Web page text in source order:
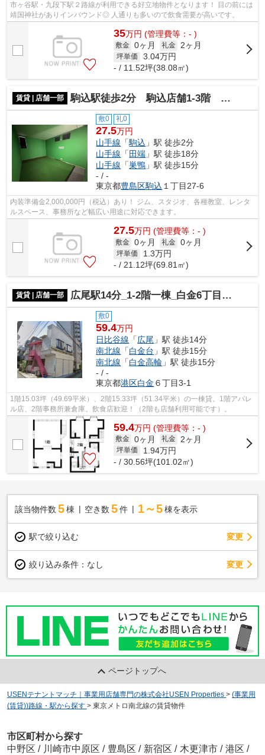
市ヶ谷駅・九段下駅２路線が利用できる好立地物件となります！ 目の前には
靖国神社がありインバウンド◎ 人通りも多いので飲食需要が高いです。
35万円 (管理費等：- )
敷金 0ヶ月 礼金 2ヶ月
坪単価 3.04万円
- / 11.52坪(38.08㎡)
賃貸 | 店舗一部 駒込駅徒歩2分 駒込店舗1-3階 69.83㎡
敷0 礼0
27.5万円
山手線 「駒込 」駅 徒歩2分
山手線 「 田端 」駅 徒歩18分
山手線 「巣鴨 」駅 徒歩15分
- / -
東京都豊島区駒込 １丁目27-6
内装準備金2,000,000円（税込）あり！ ジム、スタジオ、各種教室、レンタ
ルスペース、事務所など幅広い用途に対応できます。
27.5万円 (管理費等：- )
敷金 0ヶ月 礼金 0ヶ月
坪単価 1.3万円
- / 21.12坪(69.81㎡)
賃貸 | 店舗一部 広尾駅14分_1-2階一棟_白金6丁目戸建て_合計30.56坪_飲食歓迎
敷0
59.4万円
日比谷線 「広尾 」駅 徒歩14分
南北線 「白金台 」駅 徒歩15分
南北線 「白金高輪 」駅 徒歩15分
- / -
東京都港区白金 ６丁目3-1
1階15.03坪（49.69平米）、2階15.33坪（51.34平米）の一棟貸。1階アパレ
ル店、2階事務所兼倉庫。飲食店歓迎！（2階も店舗利用可能です）。
59.4万円 (管理費等：- )
敷金 0ヶ月 礼金 2ヶ月
坪単価 1.94万円
- / 30.56坪(101.02㎡)
該当物件数 5棟 空き数 5 件 1～5 棟を表示
駅で絞り込む 変更
絞り込み条件： なし 変更
ページトップへ
USENテナントマッチ｜事業用店舗専門の株式会社USEN Properties > (事業用
(賃貸))路線・駅から探す > 東京メトロ南北線の賃貸物件
市区町村から探す
中野区 / 川崎市中原区 / 豊島区 / 新宿区 / 木更津市 / 港区 /